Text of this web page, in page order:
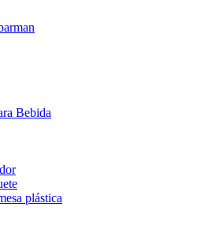
Bebida
plástica